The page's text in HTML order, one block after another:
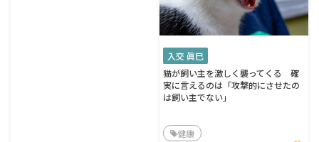
入交 眞巳
猫が飼い主を激しく襲ってくる 確
実に言えるのは「攻撃的にさせたの
は飼い主でない」
健康